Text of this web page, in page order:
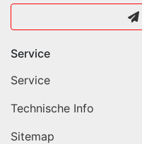
Service
Service
Technische Info
Sitemap